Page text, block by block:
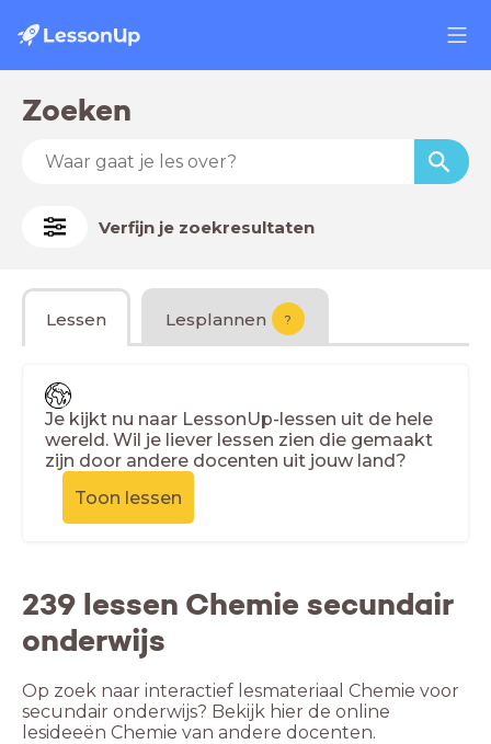
Zoeken
Verfijn je zoekresultaten
Lessen Lesplannen ?
Je kijkt nu naar LessonUp-lessen uit de hele
wereld. Wil je liever lessen zien die gemaakt
zijn door andere docenten uit jouw land?
Toon lessen
239 lessen Chemie secundair
onderwijs
Op zoek naar interactief lesmateriaal Chemie voor
secundair onderwijs? Bekijk hier de online
lesideeën Chemie van andere docenten.